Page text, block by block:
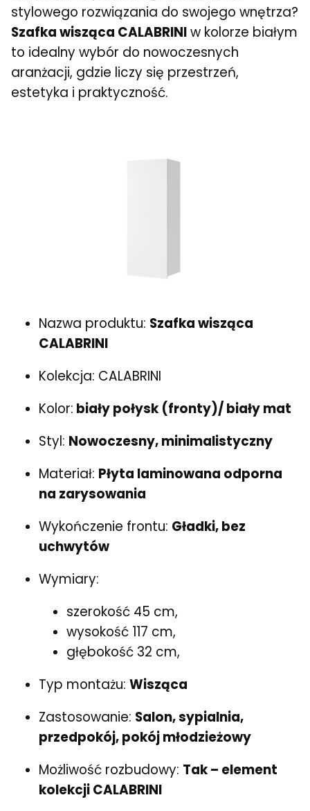
stylowego rozwiązania do swojego wnętrza?
Szafka wisząca CALABRINIw kolorze białym
to idealny wybór do nowoczesnych
aranżacji, gdzie liczy się przestrzeń,
estetyka i praktyczność.
Nazwa produktu: Szafka wisząca
CALABRINI
Kolekcja: CALABRINI
Kolor: biały połysk (fronty)/ biały mat
Styl: Nowoczesny, minimalistyczny
Materiał: Płyta laminowana odporna
na zarysowania
Wykończenie frontu: Gładki, bez
uchwytów
Wymiary:
szerokość 45 cm,
wysokość 117 cm,
głębokość 32 cm,
Typ montażu: Wisząca
Zastosowanie: Salon, sypialnia,
przedpokój, pokój młodzieżowy
Możliwość rozbudowy: Tak – element
kolekcji CALABRINI